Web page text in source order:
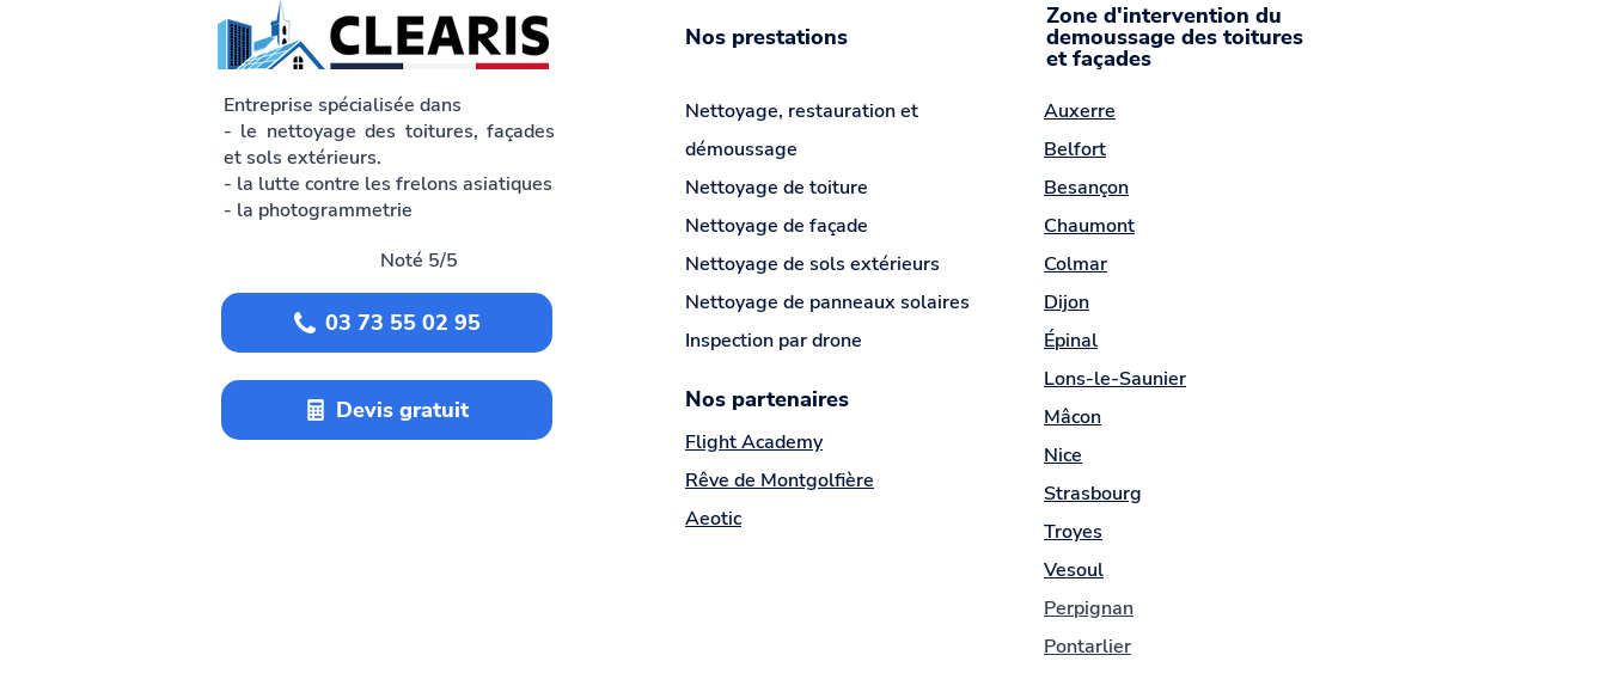
Entreprise spécialisée dans
- le nettoyage des toitures, façades
et sols extérieurs.
- la lutte contre les frelons asiatiques
- la photogrammetrie
Noté 5/5
03 73 55 02 95
Devis gratuit
Nos prestations
Nettoyage, restauration et
démoussage
Nettoyage de toiture
Nettoyage de façade
Nettoyage de sols extérieurs
Nettoyage de panneaux solaires
Inspection par drone
Nos partenaires
Flight Academy
Rêve de Montgolfière
Aeotic
Zone d'intervention du
demoussage des toitures
et façades
Auxerre
Belfort
Besançon
Chaumont
Colmar
Dijon
Épinal
Lons-le-Saunier
Mâcon
Nice
Strasbourg
Troyes
Vesoul
Perpignan
Pontarlier